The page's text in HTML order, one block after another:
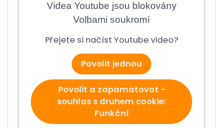
Videa Youtube jsou blokovány
Volbami soukromí
Přejete si načíst Youtube video?
Povolit jednou
Povolit a zapamatovat -
souhlas s druhem cookie:
Funkční